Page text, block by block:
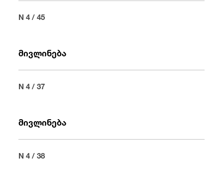
N 4 / 45
მივლინება
N 4 / 37
მივლინება
N 4 / 38